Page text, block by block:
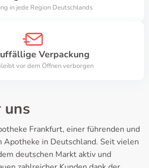
in jede Region Deutschlands
Verpackung
vor dem Öffnen verborgen
Frankfurt, einer führenden und
in Deutschland. Seit vielen
deutschen Markt aktiv und